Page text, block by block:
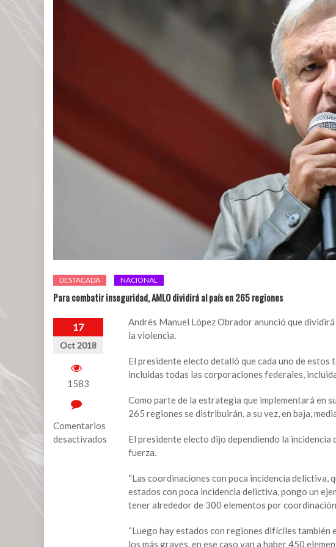
DESTACADA NACIONAL
Para combatir inseguridad, AMLO dividirá al país en 265 regiones
17
Oct 2018
1583
Comentarios
desactivados
Andrés Manuel López Obrador anunció que
la violencia.
El presidente electo detalló que cada uno de
incluidas todas las corporaciones federales,
Como parte de la estrategia que implementará en
265 regiones se distribuirán, a su vez, en baja,
El presidente electo dijo dependiendo la
fuerza.
“Las coordinaciones con poca incidencia delictiva,
estados con poca incidencia delictiva, pongo un
tener alrededor de 300 elementos por
“Luego hay estados con regiones difíciles
los más graves, en ese caso van a haber 450